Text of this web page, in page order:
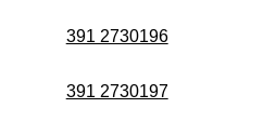
391 2730196
391 2730197